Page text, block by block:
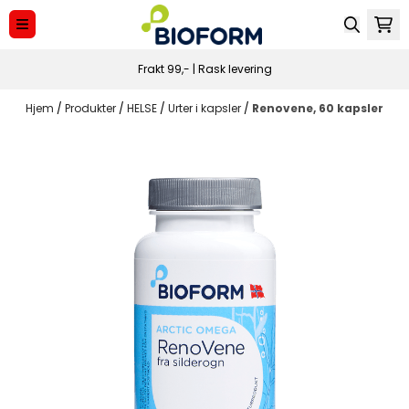
Hopp til innhold
Frakt 99,- | Rask levering
Hjem / Produkter / HELSE / Urter i kapsler / Renovene, 60 kapsler